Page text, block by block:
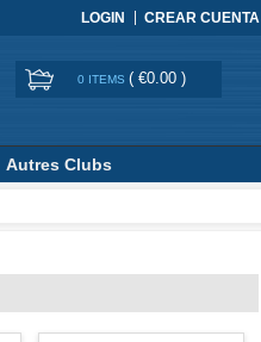
LOGIN CREAR CUENTA
0 ITEMS ( €0.00 )
Autres Clubs